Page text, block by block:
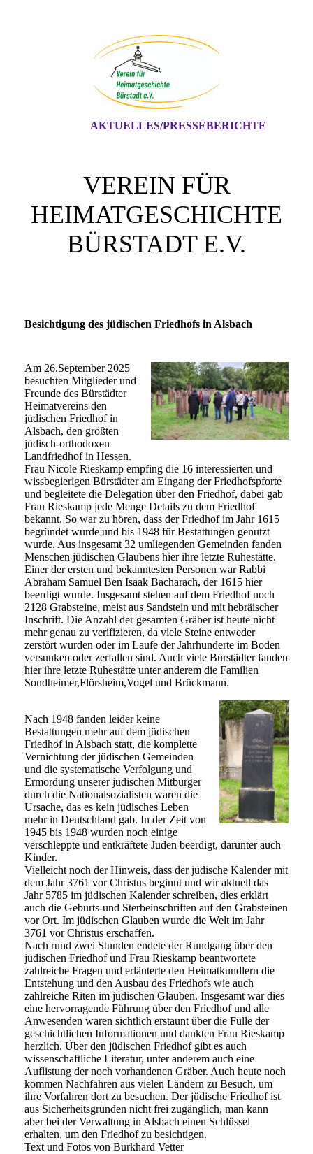
AKTUELLES/PRESSEBERICHTE
VEREIN FÜR
HEIMATGESCHICHTE
BÜRSTADT E.V.
Besichtigung des jüdischen Friedhofs in Alsbach
Am 26.September 2025
besuchten Mitglieder und
Freunde des Bürstädter
Heimatvereins den
jüdischen Friedhof in
Alsbach, den größten
jüdisch-orthodoxen
Landfriedhof in Hessen.
Frau Nicole Rieskamp empfing die 16 interessierten und
wissbegierigen Bürstädter am Eingang der Friedhofspforte
und begleitete die Delegation über den Friedhof, dabei gab
Frau Rieskamp jede Menge Details zu dem Friedhof
bekannt. So war zu hören, dass der Friedhof im Jahr 1615
begründet wurde und bis 1948 für Bestattungen genutzt
wurde. Aus insgesamt 32 umliegenden Gemeinden fanden
Menschen jüdischen Glaubens hier ihre letzte Ruhestätte.
Einer der ersten und bekanntesten Personen war Rabbi
Abraham Samuel Ben Isaak Bacharach, der 1615 hier
beerdigt wurde. Insgesamt stehen auf dem Friedhof noch
2128 Grabsteine, meist aus Sandstein und mit hebräischer
Inschrift. Die Anzahl der gesamten Gräber ist heute nicht
mehr genau zu verifizieren, da viele Steine entweder
zerstört wurden oder im Laufe der Jahrhunderte im Boden
versunken oder zerfallen sind. Auch viele Bürstädter fanden
hier ihre letzte Ruhestätte unter anderem die Familien
Sondheimer,Flörsheim,Vogel und Brückmann.
Nach 1948 fanden leider keine
Bestattungen mehr auf dem jüdischen
Friedhof in Alsbach statt, die komplette
Vernichtung der jüdischen Gemeinden
und die systematische Verfolgung und
Ermordung unserer jüdischen Mitbürger
durch die Nationalsozialisten waren die
Ursache, das es kein jüdisches Leben
mehr in Deutschland gab. In der Zeit von
1945 bis 1948 wurden noch einige
verschleppte und entkräftete Juden beerdigt, darunter auch
Kinder.
Vielleicht noch der Hinweis, dass der jüdische Kalender mit
dem Jahr 3761 vor Christus beginnt und wir aktuell das
Jahr 5785 im jüdischen Kalender schreiben, dies erklärt
auch die Geburts-und Sterbeinschriften auf den Grabsteinen
vor Ort. Im jüdischen Glauben wurde die Welt im Jahr
3761 vor Christus erschaffen.
Nach rund zwei Stunden endete der Rundgang über den
jüdischen Friedhof und Frau Rieskamp beantwortete
zahlreiche Fragen und erläuterte den Heimatkundlern die
Entstehung und den Ausbau des Friedhofs wie auch
zahlreiche Riten im jüdischen Glauben. Insgesamt war dies
eine hervorragende Führung über den Friedhof und alle
Anwesenden waren sichtlich erstaunt über die Fülle der
geschichtlichen Informationen und dankten Frau Rieskamp
herzlich. Über den jüdischen Friedhof gibt es auch
wissenschaftliche Literatur, unter anderem auch eine
Auflistung der noch vorhandenen Gräber. Auch heute noch
kommen Nachfahren aus vielen Ländern zu Besuch, um
ihre Vorfahren dort zu besuchen. Der jüdische Friedhof ist
aus Sicherheitsgründen nicht frei zugänglich, man kann
aber bei der Verwaltung in Alsbach einen Schlüssel
erhalten, um den Friedhof zu besichtigen.
Text und Fotos von Burkhard Vetter